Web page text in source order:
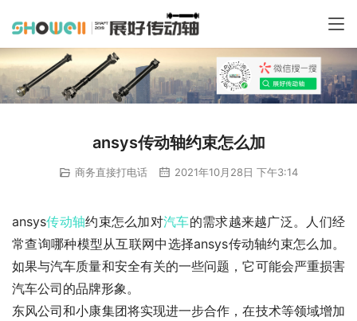
ansys传动轴约束怎么加
商务直接打电话 2021年10月28日 下午3:14
ansys传动轴约束怎么加对汽车的需求越来越广泛。人们经
常查询哪种模型从互联网中选择ansys传动轴约束怎么加。
如果与汽车质量和安全有关的一些问题，它可能会严重损害
汽车公司的品牌形象。
东风公司和小康集团将实现进一步合作，在技术等领域增加